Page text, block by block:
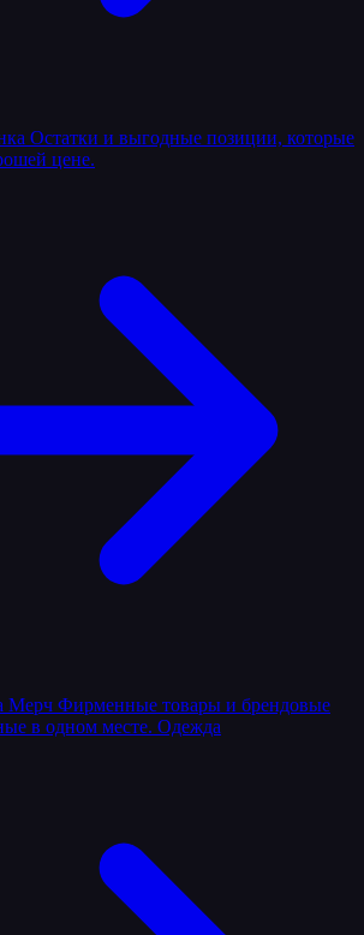
Остатки и выгодные позиции, которые
цене.
Мерч Фирменные товары и брендовые
в одном месте. Одежда